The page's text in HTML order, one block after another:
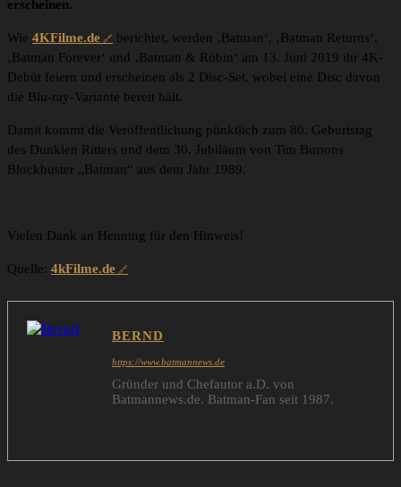
erscheinen.
Wie 4KFilme.de
berichtet, werden ‚Batman‘, ‚Batman Returns‘,
‚Batman Forever‘ und ‚Batman & Robin‘ am 13. Juni 2019 ihr 4K-
Debüt feiern und erscheinen als 2 Disc-Set, wobei eine Disc davon
die Blu-ray-Variante bereit hält.
Damit kommt die Veröffentlichung pünktlich zum 80. Geburtstag
des Dunklen Ritters und dem 30. Jubiläum von Tim Burtons
Blockbuster „Batman“ aus dem Jahr 1989.
Vielen Dank an Henning für den Hinweis!
Quelle: 4kFilme.de
BERND
https://www.batmannews.de
Gründer und Chefautor a.D. von
Batmannews.de. Batman-Fan seit 1987.